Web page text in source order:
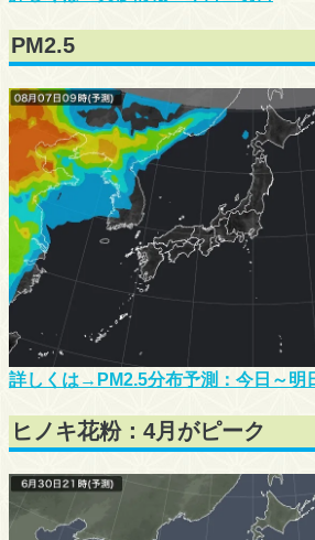
PM2.5
詳しくは→PM2.5分布予測：今日～明
ヒノキ花粉：4月がピーク